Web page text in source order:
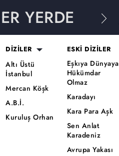
YERDE
DİZİLER
Altı Üstü
İstanbul
Mercan Köşk
A.B.İ.
Kuruluş Orhan
ESKİ DİZİLER
Eşkıya Dünyaya
Hükümdar
Olmaz
Karadayı
Kara Para Aşk
Sen Anlat
Karadeniz
Avrupa Yakası